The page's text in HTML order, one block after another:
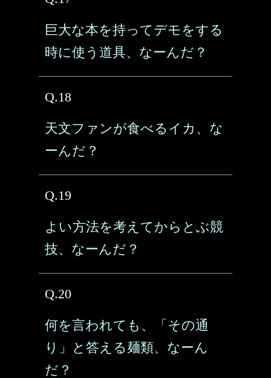
巨大な本を持ってデモをする
時に使う道具、なーんだ？
Q.18
天文ファンが食べるイカ、な
ーんだ？
Q.19
よい方法を考えてからとぶ競
技、なーんだ？
Q.20
何を言われても、「その通
り」と答える麺類、なーん
だ？